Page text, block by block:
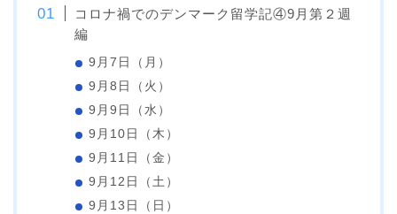
コロナ禍でのデンマーク留学記④9月第２週
編
9月7日（月）
9月8日（火）
9月9日（水）
9月10日（木）
9月11日（金）
9月12日（土）
9月13日（日）